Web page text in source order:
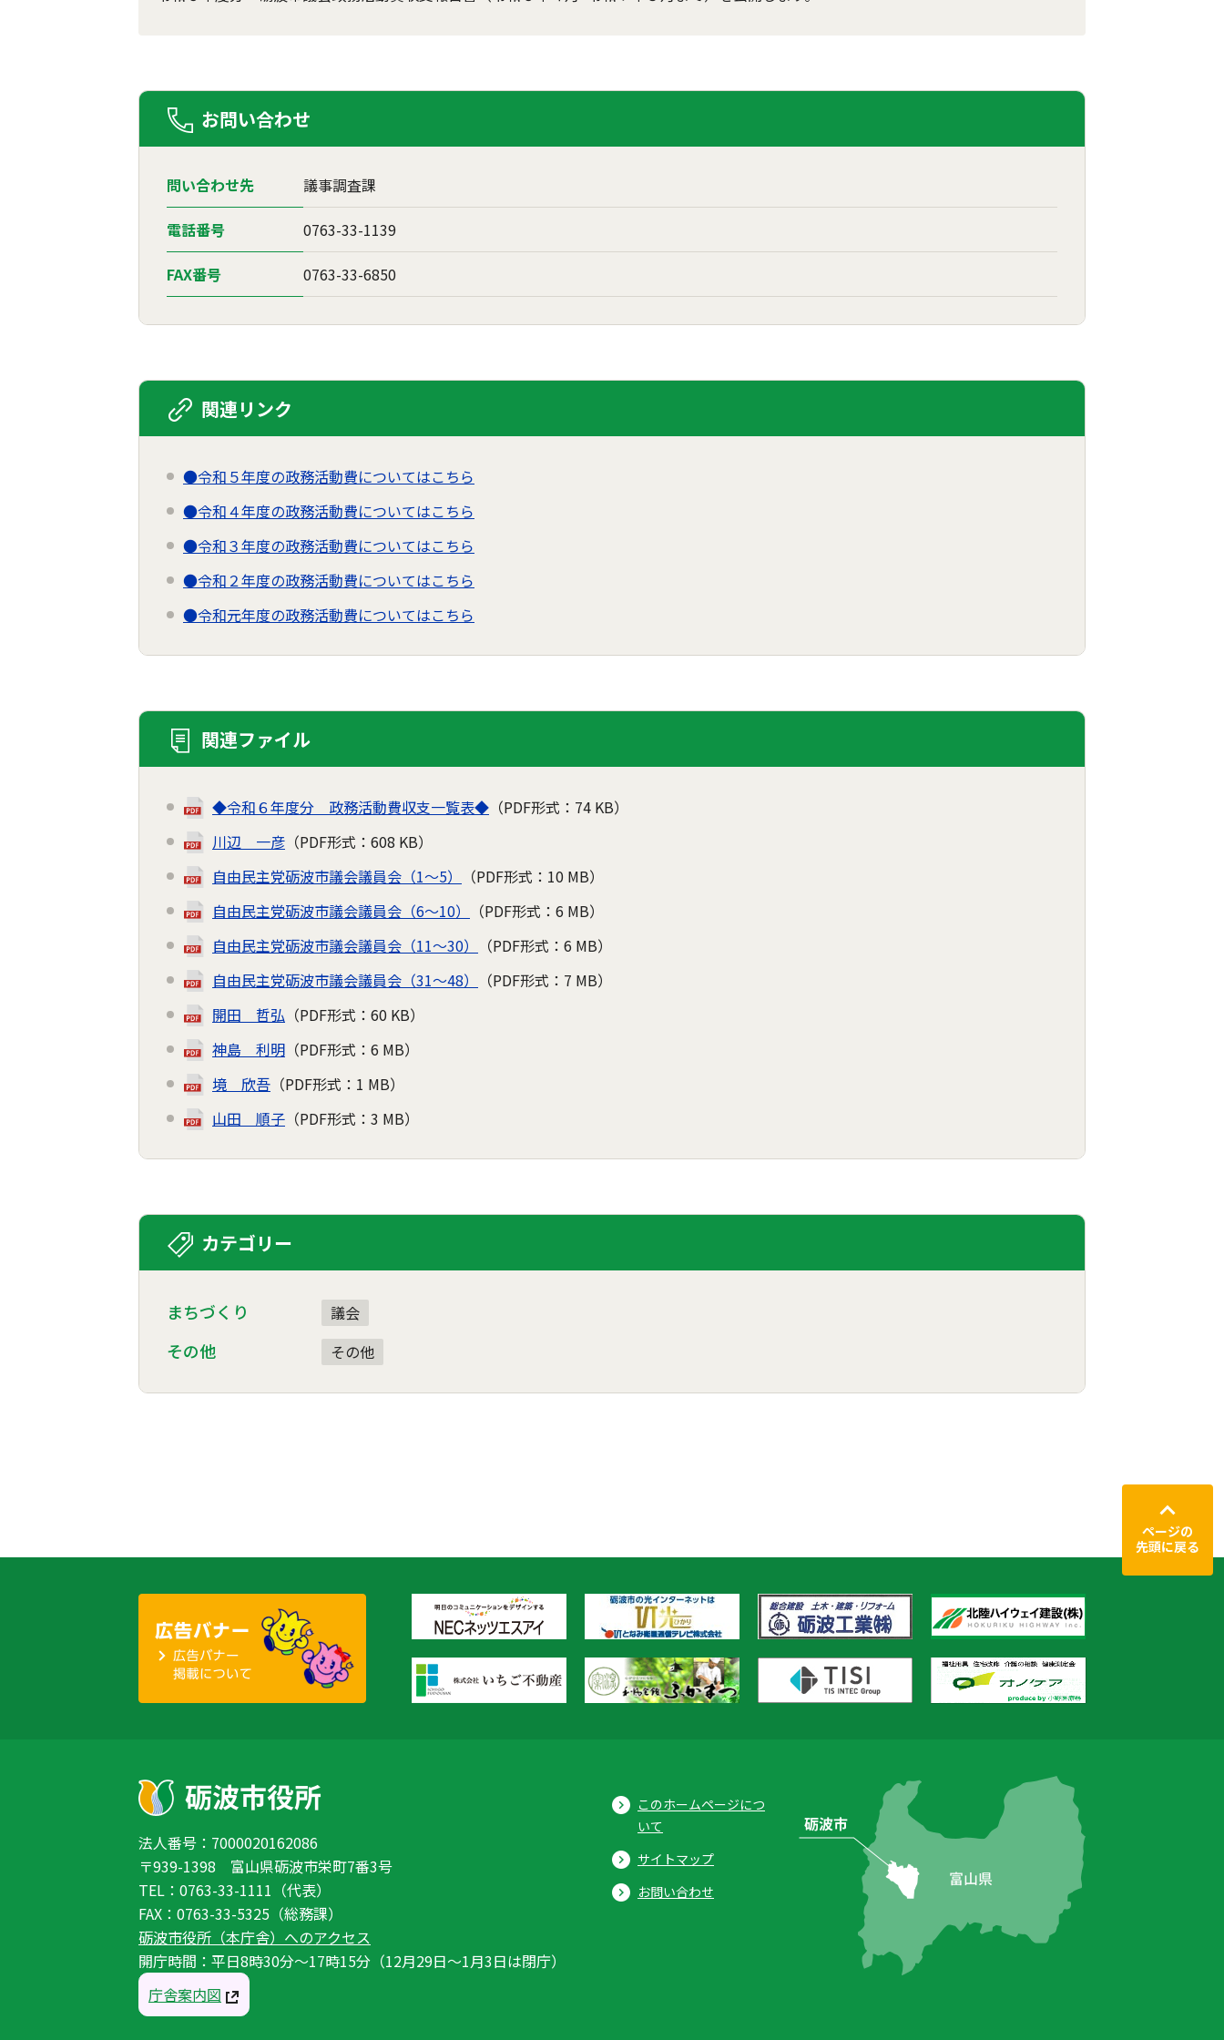
お問い合わせ
問い合わせ先 議事調査課
電話番号 0763-33-1139
FAX番号 0763-33-6850
関連リンク
●令和５年度の政務活動費についてはこちら
●令和４年度の政務活動費についてはこちら
●令和３年度の政務活動費についてはこちら
●令和２年度の政務活動費についてはこちら
●令和元年度の政務活動費についてはこちら
関連ファイル
◆令和６年度分 政務活動費収支一覧表◆ （PDF形式：74 KB）
川辺 一彦 （PDF形式：608 KB）
自由民主党砺波市議会議員会（1～5）
（PDF形式：10 MB）
自由民主党砺波市議会議員会（6～10）
（PDF形式：6 MB）
自由民主党砺波市議会議員会（11～30）
（PDF形式：6 MB）
自由民主党砺波市議会議員会（31～48）
（PDF形式：7 MB）
開田 哲弘 （PDF形式：60 KB）
神島 利明 （PDF形式：6 MB）
境 欣吾 （PDF形式：1 MB）
山田 順子 （PDF形式：3 MB）
カテゴリー
まちづくり 議会
その他 その他
ページの
先頭に戻る
法人番号：7000020162086
〒939-1398 富山県砺波市栄町7番3号
TEL：0763-33-1111（代表）
FAX：0763-33-5325（総務課）
砺波市役所（本庁舎）へのアクセス
開庁時間：平日8時30分〜17時15分（12月29日〜1月3日は閉庁）
庁舎案内図
このホームページにつ
いて
サイトマップ
お問い合わせ